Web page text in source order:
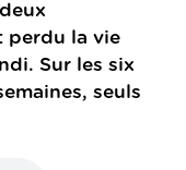
perdu la vie
Sur les six
seuls